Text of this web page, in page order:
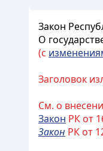
Закон
О
(с
Заголовок
См. о
Закон РК от
Закон РК от